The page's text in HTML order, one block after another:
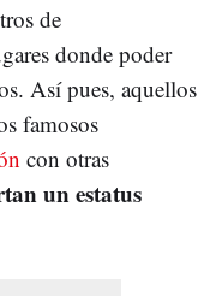
de
donde poder
Así pues, aquellos
famosos
con otras
un estatus